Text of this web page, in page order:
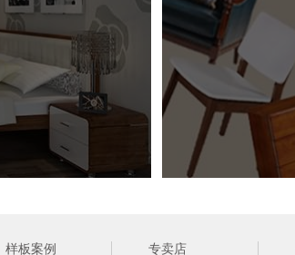
样板案例 专卖店